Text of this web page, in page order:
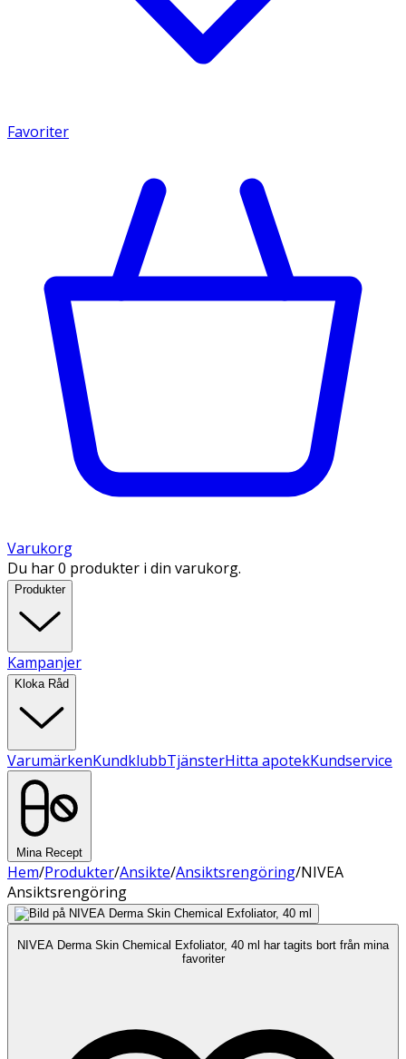
Favoriter
Varukorg
Du har 0 produkter i din varukorg.
Produkter
Kampanjer
Kloka Råd
VarumärkenKundklubbTjänsterHitta apotekKundservice
Mina Recept
Hem/Produkter/Ansikte/Ansiktsrengöring/NIVEA
Ansiktsrengöring
NIVEA Derma Skin Chemical Exfoliator, 40 ml har tagits bort från mina
favoriter